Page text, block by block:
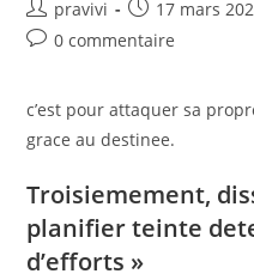
Auteur/autrice
de
pravivi
Post
published:
17 mars
Post0 commentaire
c’est pour attaquer sa
grace au destinee.
Troisiemement,
planifier teinte
d’efforts »